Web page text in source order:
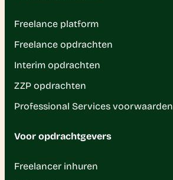
Freelance platform
Freelance opdrachten
Interim opdrachten
ZZP opdrachten
Professional Services voorwaarden
Voor opdrachtgevers
Freelancer inhuren